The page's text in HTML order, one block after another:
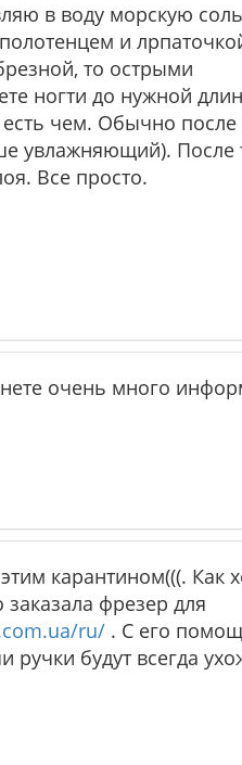
в воду морскую
и
то острыми
ногти до нужной
чем. Обычно после
увлажняющий). После
Все просто.
очень много
карантином(((. Как
заказала фрезер для
ru/ . С его
будут всегда